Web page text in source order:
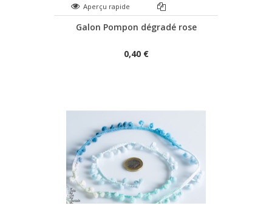
Aperçu rapide
Galon Pompon dégradé rose
0,40 €